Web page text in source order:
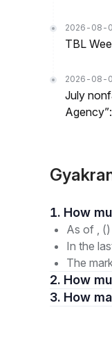
2026-08-
TBL
2026-08-
July
As of , ()
In the
The
2. How